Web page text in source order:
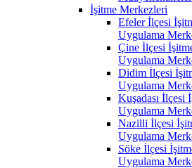
İşitme Merkezleri
Efeler İlçesi
Uygulama
Çine İlçesi
Uygulama
Didim İlçesi
Uygulama
Kuşadası İlçesi
Uygulama
Nazilli İlçesi
Uygulama
Söke İlçesi
Uygulama